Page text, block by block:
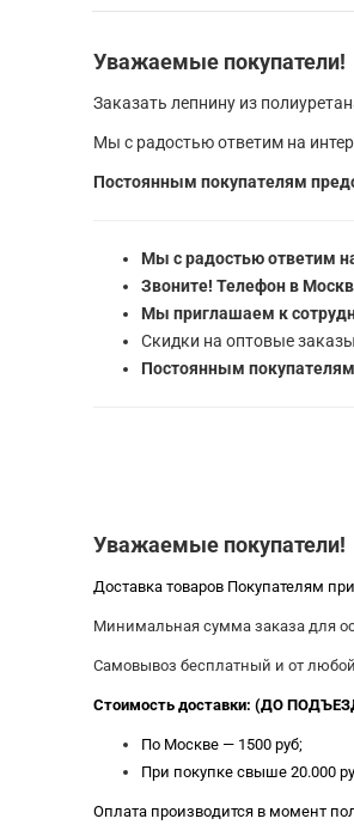
Уважаемые покупатели!
Заказать лепнину из
Мы с радостью ответим на
Постоянным покупателям
Мы с радостью ответим
Звоните! Телефон в
Мы приглашаем к
Скидки на оптовые
Постоянным
Уважаемые покупатели!
Доставка товаров Покупателям
Минимальная сумма заказа для
Самовывоз бесплатный и от
Стоимость доставки: (ДО
По Москве — 1500 руб;
При покупке свыше 20.000
Оплата производится в момент